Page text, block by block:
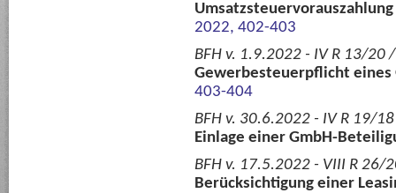
2022, 402-403
BFH v. 1.9.2022 - IV R 13/20
Gewerbesteuerpflicht eines
403-404
BFH v. 30.6.2022 - IV R 19/
Einlage einer GmbH-
BFH v. 17.5.2022 - VIII R
Berücksichtigung einer